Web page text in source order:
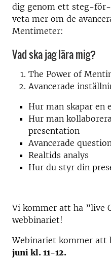
dig genom ett steg-
veta mer om de
Mentimeter:
Vad ska jag lära mig?
The Power of
Avancerade
Hur man skapar en
Hur man
presentation
Avancerade
Realtids analys
Hur du styr din
Vi kommer att ha ”live
webbinariet!
Webinariet kommer att
juni kl. 11-12.